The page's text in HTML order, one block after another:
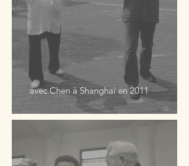
avec Chen à Shanghai en 2011